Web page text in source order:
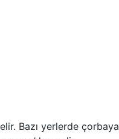
Bazı yerlerde çorbaya